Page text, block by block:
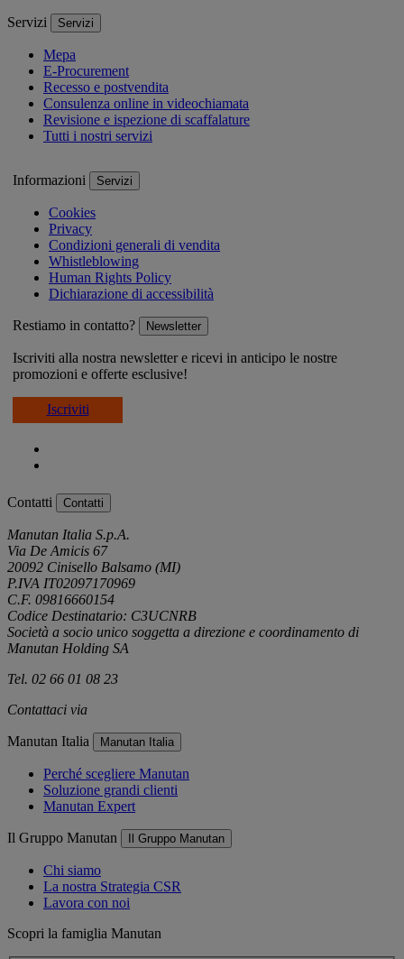
Servizi Servizi
Mepa
E-Procurement
Recesso e postvendita
Consulenza online in videochiamata
Revisione e ispezione di scaffalature
Tutti i nostri servizi
Informazioni Servizi
Cookies
Privacy
Condizioni generali di vendita
Whistleblowing
Human Rights Policy
Dichiarazione di accessibilità
Restiamo in contatto? Newsletter
Iscriviti alla nostra newsletter e ricevi in anticipo le nostre
promozioni e offerte esclusive!
Iscriviti
Contatti Contatti
Manutan Italia S.p.A.
Via De Amicis 67
20092 Cinisello Balsamo (MI)
P.IVA IT02097170969
C.F. 09816660154
Codice Destinatario: C3UCNRB
Società a socio unico soggetta a direzione e coordinamento di
Manutan Holding SA
Tel. 02 66 01 08 23
Contattaci via
Manutan Italia Manutan Italia
Perché scegliere Manutan
Soluzione grandi clienti
Manutan Expert
Il Gruppo Manutan Il Gruppo Manutan
Chi siamo
La nostra Strategia CSR
Lavora con noi
Scopri la famiglia Manutan